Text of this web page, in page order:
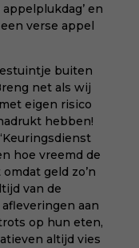
’ en
verse appel
buiten
net als wij
eigen risico
hebben!
hoe vreemd de
geld zo’n
van de
aan
op hun eten,
altijd vies